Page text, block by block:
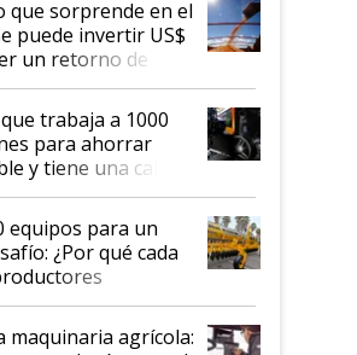
que sorprende en el
puede invertir US$
un retorno de
10 en agricultura?
trabaja a 1000
para ahorrar
y tiene una cabina
una computadora:
el mundo,
en Argentina
equipos para un
¿Por qué cada
fertilizante bajo
maquinaria agrícola: